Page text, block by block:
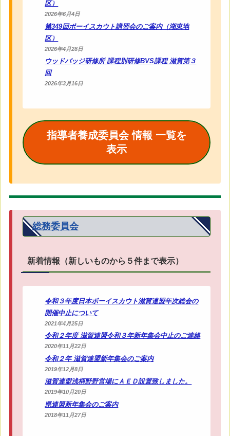
区）
2026年6月4日
第349回ボーイスカウト講習会のご案内（湖東地
区）
2026年4月28日
ウッドバッジ研修所 課程別研修BVS課程 滋賀第３
回
2026年3月16日
指導者養成委員会 情報 一覧を
表示
総務委員会
新着情報（新しいものから５件まで表示）
令和３年度日本ボーイスカウト滋賀連盟年次総会の
開催中止について
2021年4月25日
令和２年度 滋賀連盟令和３年新年集会中止のご連絡
2020年11月22日
令和２年 滋賀連盟新年集会のご案内
2019年12月8日
滋賀連盟浅柄野野営場にＡＥＤ設置致しました。
2019年10月20日
県連盟新年集会のご案内
2018年11月27日